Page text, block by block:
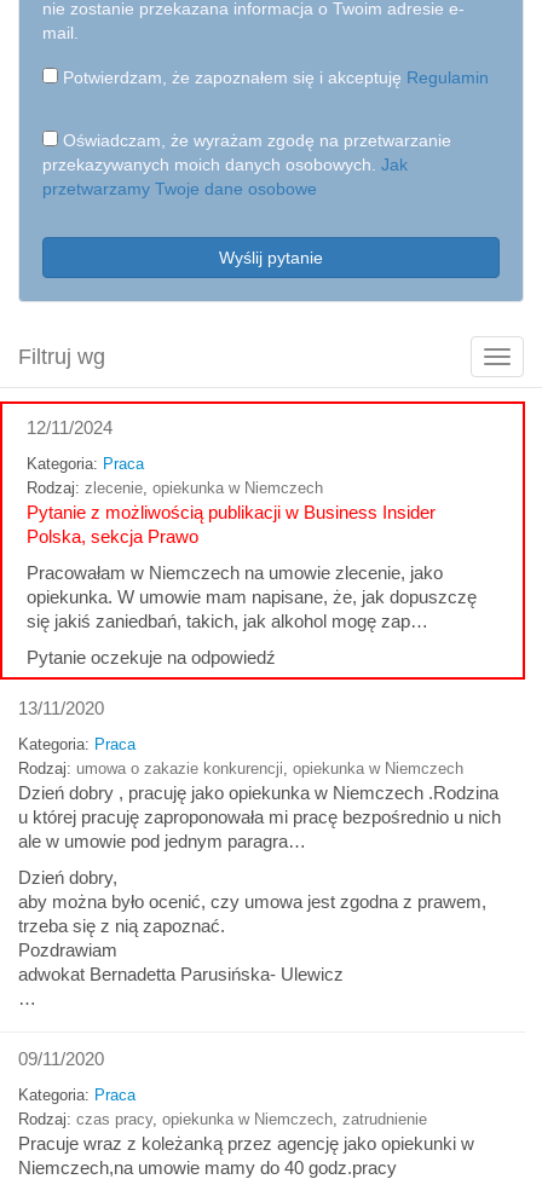
Pokaż
filtry
Filtruj wg
nie zostanie przekazana informacja o Twoim adresie e-
mail.
Potwierdzam, że zapoznałem się i akceptuję Regulamin
Oświadczam, że wyrażam zgodę na przetwarzanie
przekazywanych moich danych osobowych. Jak
przetwarzamy Twoje dane osobowe
Wyślij pytanie
12/11/2024
Kategoria: Praca
Rodzaj: zlecenie opiekunka w Niemczech
Pytanie z możliwością publikacji w Business Insider
Polska, sekcja Prawo
Pracowałam w Niemczech na umowie zlecenie, jako
opiekunka. W umowie mam napisane, że, jak dopuszczę
się jakiś zaniedbań, takich, jak alkohol mogę zap…
Pytanie oczekuje na odpowiedź
13/11/2020
Kategoria: Praca
Rodzaj: umowa o zakazie konkurencji opiekunka w Niemczech
Dzień dobry , pracuję jako opiekunka w Niemczech .Rodzina
u której pracuję zaproponowała mi pracę bezpośrednio u nich
ale w umowie pod jednym paragra…
Dzień dobry,
aby można było ocenić, czy umowa jest zgodna z prawem,
trzeba się z nią zapoznać.
Pozdrawiam
adwokat Bernadetta Parusińska- Ulewicz
…
09/11/2020
Kategoria: Praca
Rodzaj: czas pracy, opiekunka w Niemczech zatrudnienie
Pracuje wraz z koleżanką przez agencję jako opiekunki w
Niemczech,na umowie mamy do 40 godz.pracy